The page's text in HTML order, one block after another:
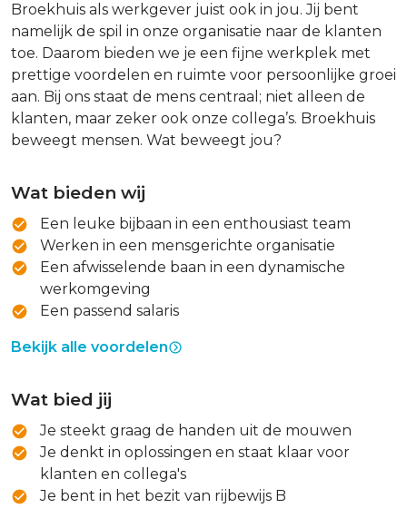
Broekhuis als werkgever juist ook in jou. Jij bent
namelijk de spil in onze organisatie naar de klanten
toe. Daarom bieden we je een fijne werkplek met
prettige voordelen en ruimte voor persoonlijke groei
aan. Bij ons staat de mens centraal; niet alleen de
klanten, maar zeker ook onze collega’s. Broekhuis
beweegt mensen. Wat beweegt jou?
Wat bieden wij
Een leuke bijbaan in een enthousiast team
Werken in een mensgerichte organisatie
Een afwisselende baan in een dynamische
werkomgeving
Een passend salaris
Bekijk alle voordelen
Wat bied jij
Je steekt graag de handen uit de mouwen
Je denkt in oplossingen en staat klaar voor
klanten en collega's
Je bent in het bezit van rijbewijs B